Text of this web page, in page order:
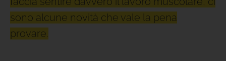
sono alcune novità che vale la pena
provare.